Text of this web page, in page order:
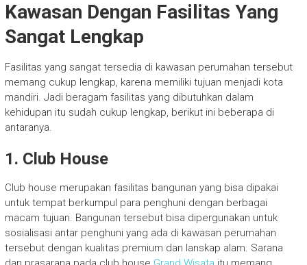
Kawasan Dengan Fasilitas Yang
Sangat Lengkap
Fasilitas yang sangat tersedia di kawasan perumahan tersebut
memang cukup lengkap, karena memiliki tujuan menjadi kota
mandiri. Jadi beragam fasilitas yang dibutuhkan dalam
kehidupan itu sudah cukup lengkap, berikut ini beberapa di
antaranya.
1. Club House
Club house merupakan fasilitas bangunan yang bisa dipakai
untuk tempat berkumpul para penghuni dengan berbagai
macam tujuan. Bangunan tersebut bisa dipergunakan untuk
sosialisasi antar penghuni yang ada di kawasan perumahan
tersebut dengan kualitas premium dan lanskap alam. Sarana